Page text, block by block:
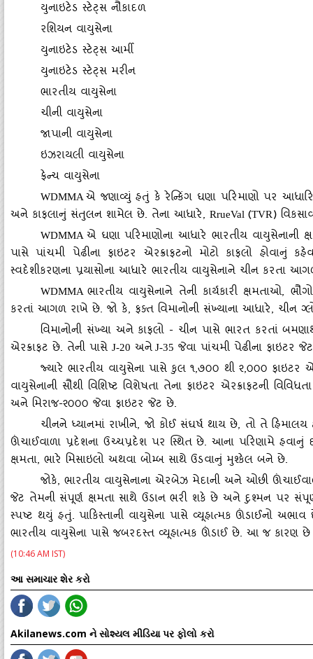
યુનાઇટેડ સ્‍ટેટ્‍સ નૌકાદળ
રશિયન વાયુસેના
યુનાઇટેડ સ્‍ટેટ્‍સ આર્મી
યુનાઇટેડ સ્‍ટેટ્‍સ મરીન
ભારતીય વાયુસેના
ચીની વાયુસેના
જાપાની વાયુસેના
ઇઝરાયલી વાયુસેના
ફ્રેન્‍ચ વાયુસેના
WDMMAએ જણાવ્‍યું હતું કે રેન્‍કિંગ ઘણા પરિમાણો પર
અને કાફલાનું સંતુલન શામેલ છે. તેના આધારે, RrueVal (TVR)
WDMMA એ ઘણા પરિમાણોના આધારે ભારતીય વાયુસેનાની
પાસે પાંચમી પેઢીના ફાઇટર એરક્રાફટનો મોટો કાફલો હોવાનું
સ્‍વદેશીકરણના પ્રયાસોના આધારે ભારતીય વાયુસેનાને ચીન કરતા
WDMMAભારતીય વાયુસેનાને તેની કાર્યકારી ક્ષમતાઓ,
કરતાં આગળ રાખે છે. જો કે, ફક્‍ત વિમાનોની સંખ્‍યાના આધારે, ચીન
વિમાનોની સંખ્‍યા અને કાફલો - ચીન પાસે ભારત કરતાં
એરક્રાફટ છે. તેની પાસે J-20 અને J-35 જેવા પાંચમી પેઢીના ફાઇટર જેટ
જ્‍યારે ભારતીય વાયુસેના પાસે કુલ ૧,૭૦૦ થી ૨,૦૦૦ ફાઇટર
વાયુસેનાની સૌથી વિશિષ્ટ વિશેષતા તેના ફાઇટર એરક્રાફટની
અને મિરાજ-૨૦૦૦ જેવા ફાઇટર જેટ છે.
ચીનને ધ્‍યાનમાં રાખીને, જો કોઈ સંઘર્ષ થાય છે, તો તે
ઊંચાઈવાળા પ્રદેશના ઉચ્‍ચપ્રદેશ પર સ્‍થિત છે. આના પરિણામે
ક્ષમતા, ભારે મિસાઇલો અથવા બોમ્‍બ સાથે ઉડવાનું મુશ્‍કેલ બને છે.
જોકે, ભારતીય વાયુસેનાના એરબેઝ મેદાની અને ઓછી
જેટ તેમની સંપૂર્ણ ક્ષમતા સાથે ઉડાન ભરી શકે છે અને દુશ્‍મન પર
સ્‍પષ્ટ થયું હતું. પાકિસ્‍તાની વાયુસેના પાસે વ્‍યૂહાત્‍મક ઊંડાઈનો અભાવ
ભારતીય વાયુસેના પાસે જબરદસ્‍ત વ્‍યૂહાત્‍મક ઊંડાઈ છે. આ જ કારણ
(10:46 AM IST)
આ સમાચાર શેર કરો
Akilanews.com ને સોશ્યલ મીડિયા પર ફોલો કરો